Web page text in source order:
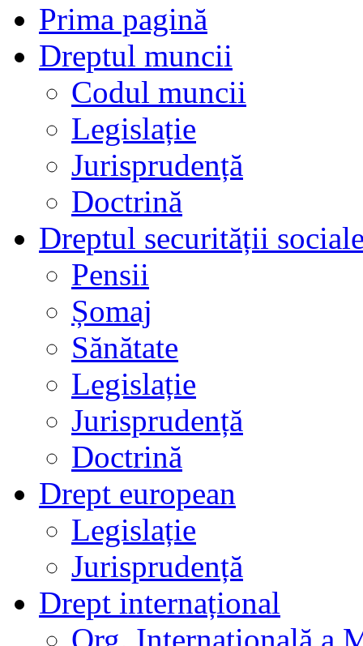
Prima pagină
Dreptul muncii
Codul muncii
Legislație
Jurisprudență
Doctrină
Dreptul securității
Pensii
Șomaj
Sănătate
Legislație
Jurisprudență
Doctrină
Drept european
Legislație
Jurisprudență
Drept internațional
Org. Internațională a